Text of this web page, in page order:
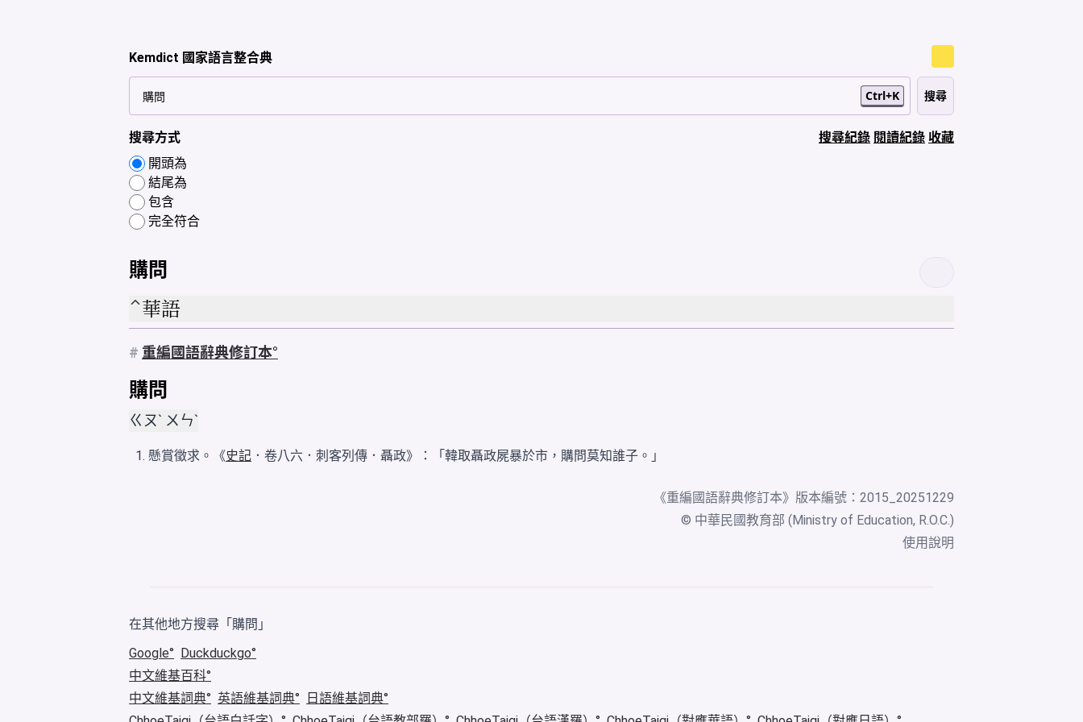
Kemdict 國家語言整合典
Ctrl+K
搜尋方式
開頭為
結尾為
包含
完全符合
搜尋紀錄 閱讀紀錄 收藏
購問
華語
# 重編國語辭典修訂本
購問
ㄍㄡˋ ㄨㄣˋ
懸賞徵求。《史記 ．卷八六．刺客列傳．聶政》：「韓取聶政屍暴於市，購問莫知誰子。」
《重編國語辭典修訂本》版本編號：2015_20251229
© 中華民國教育部 (Ministry of Education, R.O.C.)
使用說明
在其他地方搜尋「購問」
Google
Duckduckgo
中文維基百科
中文維基詞典
英語維基詞典
日語維基詞典